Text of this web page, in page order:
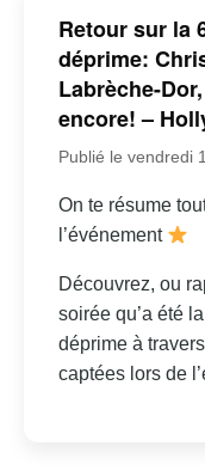
Retour sur la
déprime:
Labrèche-
encore! –
Publié le vendredi
On te résume
l’événement
Découvrez, ou
soirée qu’a été
déprime à
captées lors de